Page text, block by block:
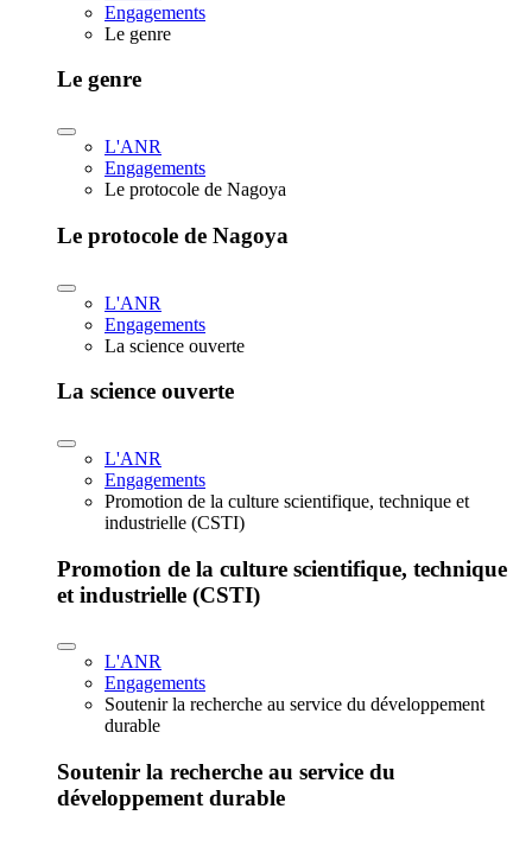
Engagements
Le genre
Le genre
L'ANR
Engagements
Le protocole de Nagoya
Le protocole de Nagoya
L'ANR
Engagements
La science ouverte
La science ouverte
L'ANR
Engagements
Promotion de la culture scientifique, technique et
industrielle (CSTI)
Promotion de la culture scientifique, technique
et industrielle (CSTI)
L'ANR
Engagements
Soutenir la recherche au service du développement
durable
Soutenir la recherche au service du
développement durable